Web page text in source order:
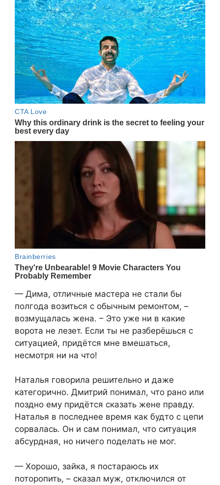
— Дима, отличные мастера не стали бы
полгода возиться с обычным ремонтом, –
возмущалась жена. – Это уже ни в какие
ворота не лезет. Если ты не разберёшься с
ситуацией, придётся мне вмешаться,
несмотря ни на что!
Наталья говорила решительно и даже
категорично. Дмитрий понимал, что рано или
поздно ему придётся сказать жене правду.
Наталья в последнее время как будто с цепи
сорвалась. Он и сам понимал, что ситуация
абсурдная, но ничего поделать не мог.
— Хорошо, зайка, я постараюсь их
поторопить, – сказал муж, отключился от